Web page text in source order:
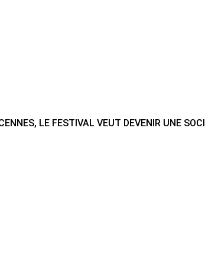
LE FESTIVAL VEUT DEVENIR UNE